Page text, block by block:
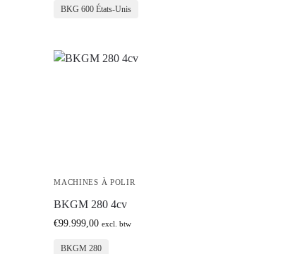
BKG 600 États-Unis
MACHINES À POLIR
BKGM 280 4cv
€99.999,00 excl. btw
BKGM 280